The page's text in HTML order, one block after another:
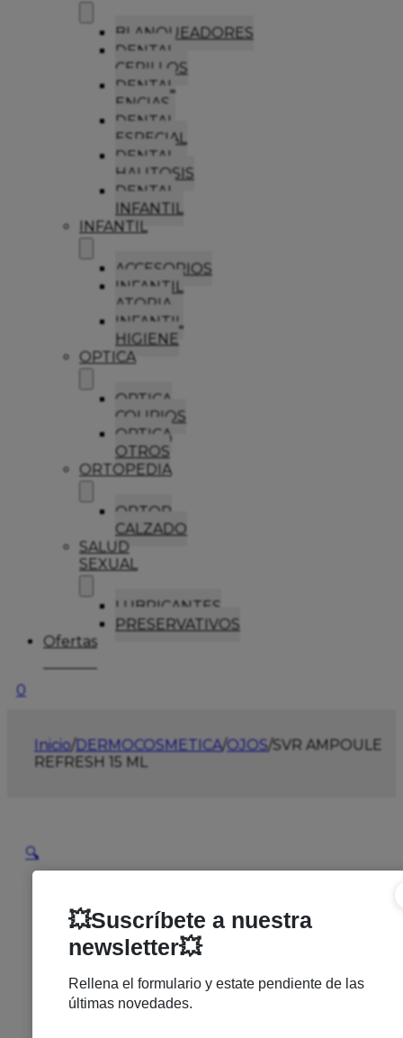
BLANQUEADORES
DENTAL
CEPILLOS
DENTAL
ENCIAS
DENTAL
ESPECIAL
DENTAL
HALITOSIS
DENTAL
INFANTIL
INFANTIL
ACCESORIOS
INFANTIL
ATOPIA
INFANTIL
HIGIENE
OPTICA
OPTICA
COLIRIOS
OPTICA
OTROS
ORTOPEDIA
ORTOP
CALZADO
SALUD
SEXUAL
LUBRICANTES
PRESERVATIVOS
Ofertas
0
Inicio/DERMOCOSMETICA/OJOS/SVR AMPOULE
REFRESH 15 ML
🔍